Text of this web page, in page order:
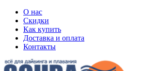
О нас
Скидки
Как купить
Доставка и оплата
Контакты